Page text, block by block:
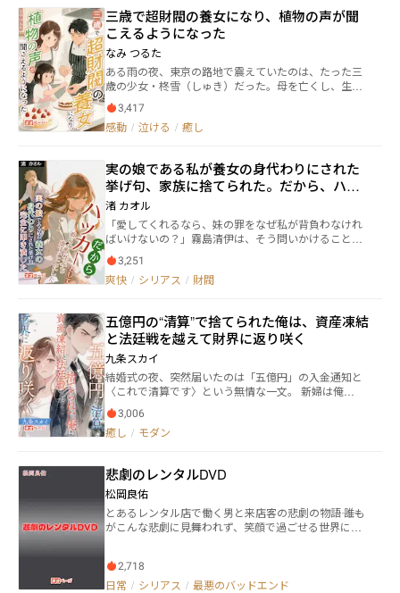
何もなかったのだ。 彼は最初から、彼女を責めてなど
いなかったのだから。
を見返すこと」でした。 メイクの天才・アンナや衣装
のプロ・秋良ら「アンナファミリー」の総力を結集
し、信吾は絶世の美少女「金魚」へと生まれ変わりま
す。そして、一蓮托生のパートナー・詩織と共に、街
一番のヒロインへと駆け上がっていく痛快なサクセス
ストーリーです。 しかし、本作は単なる女装コメディ
ではありません。当初の「復讐」という動機が、仲間
との絆やライバルとの対峙を経て、やがて「感謝」へ
と昇華されていく過程は、読者の胸を打つ人間ドラマ
真実とは？ 爽やかな感動と読後感を約束する、唯一無
二の青春エンターテインメントをぜひお楽しみくださ
い。 ストーリーは始まりから完結まで、ほぼ前作の筋
書きをそのまま再現していますが、今作中では一部、
出来事の語りを詳細化し書き加えたり、見直し修正や
推敲したり、現代の発展技術に沿った場面再構成など
を加えたりしています。 ※※近年(現実)の日本や世界の
経済状況や流行病、自然災害、事件事故などについて
は、ストーリーとの関連性を絶って表現を省いていま
池。高層ビルが乱立する巨大繁華街で、ファッション
や流行の発信地と言われている街。お洒落で可愛い女
の子たちが集まることで有名(その中でも女の子たちに
人気なのは"ハイカラ通り") 。 ※藤浦市は関東圏周辺ま
たはその付近にある(？)４８番目の、現実には存在し
ない空想上の県(美波県)のなかの大都市。
三歳で超財閥の養女になり、植物の声が聞
こえるようになった
なみ つるた
ある雨の夜、東京の路地で震えていたのは、たった三
歳の少女・柊雪（しゅき）だった。母を亡くし、生父
からも捨てられた彼女を拾ったのは、冷徹無比と謳わ
れる超財閥・一条グループの若き総帥、一条冬夜（い
ちじょう とうや）だった。 白金台の広大な屋敷に連れ
の“声”が聞こえるのだ。その力は時に、悪意ある大人
たちの企みを、彼女だけが知ることとなった。 名門幼
稚園でのいじめ、社交界での醜い中傷、そして姉妹の
ように思う従妹・楓の命の危機――。雪は、自らの“特別な
力”と、一条家という圧倒的な後ろ盾を得て、全ての困
難に立ち向かっていく。やがてその力は、単なる“会
話”を超え、人をも癒すほどのものへと目覚め始める。
「雪は、俺の娘だ。誰が彼女に刃向かおうと、許さな
い。」 冬夜の絶対的な守りの下、雪は愛に包まれなが
でに。これは、一つの出会いが、すべてを変えた物
語。
3,417
感動 / 泣ける / 癒し
実の娘である私が養女の身代わりにされた
挙げ句、家族に捨てられた。だから、ハッ
カーとして彼らの人生をぶち壊すことにし
た
​渚 カオル
「愛してくれるなら、妹の罪をなぜ私が背負わなけれ
ばいけないの？」霧島清伊は、そう問いかけることも
許されなかった。家族の寵愛を一身に受ける養女・陽
菜の罪を、実の娘である彼女が身代わりにさせられ、
絶望的な三年間を刑務所で過ごす。出所後、待ってい
は「慈愛に満ちた家族」の仮面をまとった彼らが映っ
ていた。すべてを失い、心にぽっかりと穴が空いた清
伊は、暗網の闇で、自分という存在を否定した者たち
への復讐の手段を見つける。ハッキングという武器を
手に、寵愛された妹の虚偽の人生、兄たちの隠した醜
聞、そして家族を支える企業の腐敗を、一つ一つ暴い
ていく。これは、愛を求め続けた実の娘が、裏切りと
偽りの家族を、自らの手で壊し尽くすために、暗黒か
ら這い上がる物語である。愛されなかった者が、愛す
3,251
爽快 / シリアス / 財閥
五億円の“清算”で捨てられた俺は、資産凍結
と法廷戦を越えて財界に返り咲く
九条スカイ
結婚式の夜、突然届いたのは「五億円」の入金通知と
〈これで清算です〉という無情な一文。 新婦は俺
の“妻”でありながら、堂々と別の男の隣に立ち、三年
間の生活を茶番と切り捨てた。 さらに追い打ちをかけ
るように、裁判所から資産凍結の通知。 一夜にして全
た。 探偵の報告は彼女の正体を暴き、弁護士の反撃は
法廷を揺るがす。 次々と露わになる偽装と陰謀、そし
て背後に蠢く巨大な財閥の影。 俺は奪われたものを取
り戻すだけでは終わらない――五億を資本に新会社を立ち
上げ、逆襲の一手を打つ。 果たして裏切りの女を地に
そして最後に裁かれるのは、愛か、金か、それとも人
の誇りか。
3,006
癒し / モダン
悲劇のレンタルDVD
松岡良佑
とあるレンタル店で働く男と来店客の悲劇の物語―― 誰も
がこんな悲劇に見舞われず、笑顔で過ごせる世界にな
のだから―― 【前書き】 ネットレンタルが普及した今、レ
ンタル店は減りつつある歴史の転換期の現在―― だが、
2,718
日常 / シリアス / 最悪のバッドエンド